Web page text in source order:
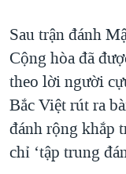
Sau trận đánh
Cộng hòa đã
theo lời người
Bắc Việt rút ra
đánh rộng khắp
chỉ ‘tập trung